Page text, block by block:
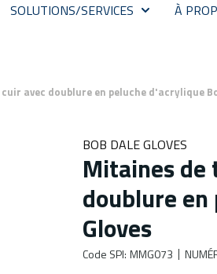
SOLUTIONS/SERVICES À
avec doublure en peluche d'acrylique
BOB DALE GLOVES
Mitaines de
doublure en
Gloves
Code SPI: MMG073